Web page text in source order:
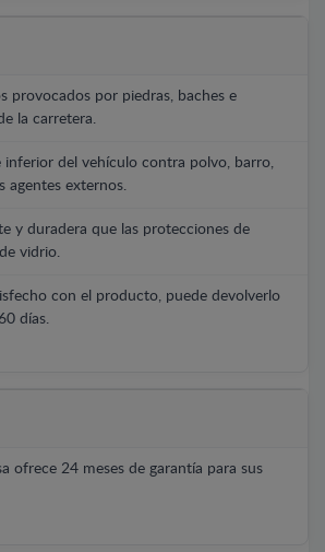
provocados por piedras, baches e
la carretera.
inferior del vehículo contra polvo, barro,
agentes externos.
y duradera que las protecciones de
vidrio.
con el producto, puede devolverlo
días.
ofrece 24 meses de garantía para sus